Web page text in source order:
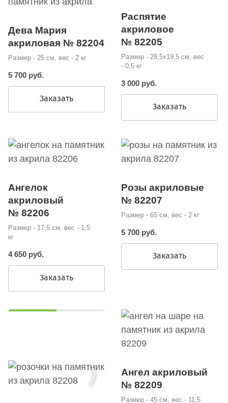
Дева Мария
акриловая № 82204
Размер - 25 см, вес - 2 кг
5 700 руб.
Заказать
Распятие
акриловое
№ 82205
Размер - 29,5х19,5 см, вес
- 0,5 кг
3 000 руб.
Заказать
Ангелок
акриловый
№ 82206
Размер - 17,5 см, вес - 1,5
кг
4 650 руб.
Заказать
Розы акриловые
№ 82207
Размер - 65 см, вес - 2 кг
5 700 руб.
Заказать
Ангел акриловый
№ 82209
Размер - 45 см, вес - 11,5